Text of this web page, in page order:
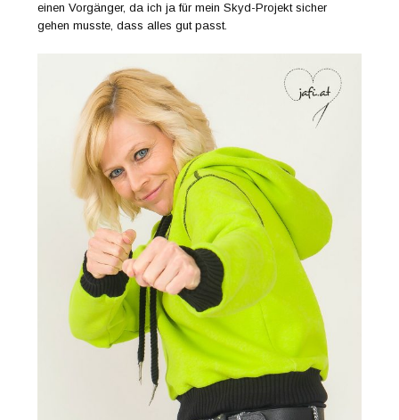
einen Vorgänger, da ich ja für mein Skyd-Projekt sicher
gehen musste, dass alles gut passt.